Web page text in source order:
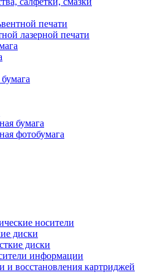
печати
лазерной печати
бумага
фотобумага
носители
диски
диски
информации
и восстановления картриджей